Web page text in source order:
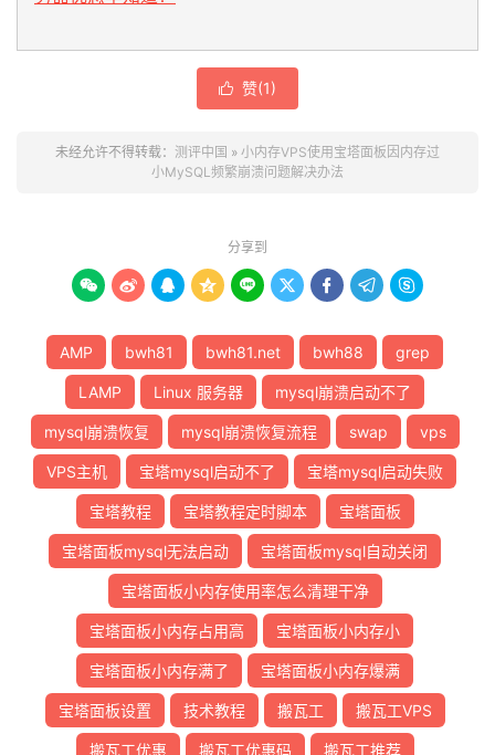
 赞(1)
未经允许不得转载： 测评中国 » 小内存VPS使用宝塔面板因内存过
小MySQL频繁崩溃问题解决办法
分享到
        
AMP bwh81 bwh81.net bwh88 grep
LAMP Linux 服务器 mysql崩溃启动不了
mysql崩溃恢复 mysql崩溃恢复流程 swap vps
VPS主机 宝塔mysql启动不了 宝塔mysql启动失败
宝塔教程 宝塔教程定时脚本 宝塔面板
宝塔面板mysql无法启动 宝塔面板mysql自动关闭
宝塔面板小内存使用率怎么清理干净
宝塔面板小内存占用高 宝塔面板小内存小
宝塔面板小内存满了 宝塔面板小内存爆满
宝塔面板设置 技术教程 搬瓦工 搬瓦工VPS
搬瓦工优惠 搬瓦工优惠码 搬瓦工推荐